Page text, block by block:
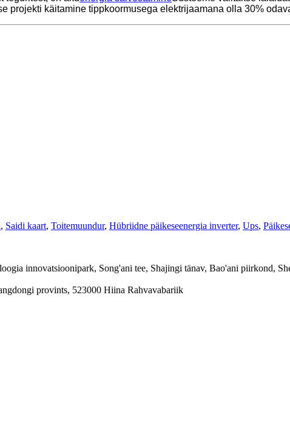
projekti käitamine tippkoormusega elektrijaamana olla 30%
, Saidi kaart, Toitemuundur, Hübriidne päikeseenergia inverter, Ups,
innovatsioonipark, Song'ani tee, Shajingi tänav, Bao'ani piirkond,
provints, 523000 Hiina Rahvavabariik